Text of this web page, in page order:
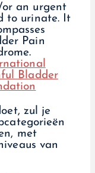
an urgent
to urinate. It
Pain
Bladder
zul je
met
van